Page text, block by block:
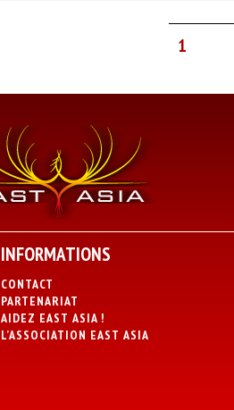
1
INFORMATIONS
CONTACT
PARTENARIAT
AIDEZ EAST ASIA !
L’ASSOCIATION EAST ASIA